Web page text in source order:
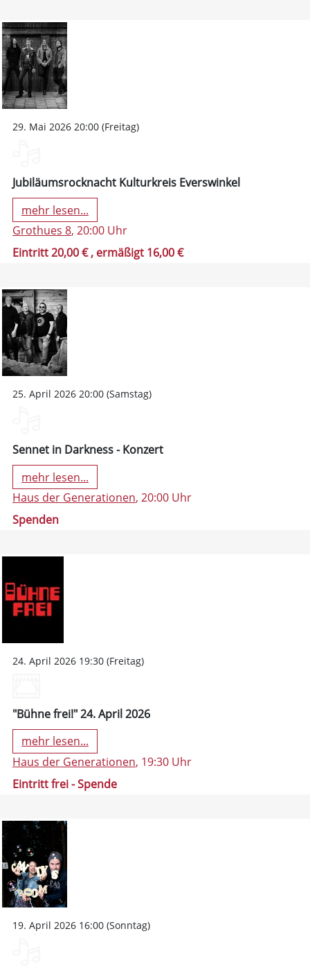
29. Mai 2026 20:00 (Freitag)
Jubiläumsrocknacht Kulturkreis Everswinkel
mehr lesen...
Grothues 8, 20:00 Uhr
Eintritt 20,00 €, ermäßigt 16,00 €
25. April 2026 20:00 (Samstag)
Sennet in Darkness - Konzert
mehr lesen...
Haus der Generationen, 20:00 Uhr
Spenden
24. April 2026 19:30 (Freitag)
"Bühne frei!" 24. April 2026
mehr lesen...
Haus der Generationen, 19:30 Uhr
Eintritt frei - Spende
19. April 2026 16:00 (Sonntag)